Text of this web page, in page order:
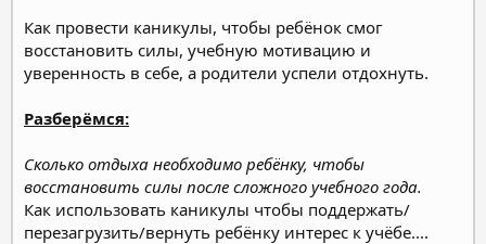
Как провести каникулы, чтобы ребёнок смог
восстановить силы, учебную мотивацию и
уверенность в себе, а родители успели отдохнуть.
Разберёмся:
Сколько отдыха необходимо ребёнку, чтобы
восстановить силы после сложного учебного года.
Как использовать каникулы чтобы поддержать/
перезагрузить/вернуть ребёнку интерес к учёбе....